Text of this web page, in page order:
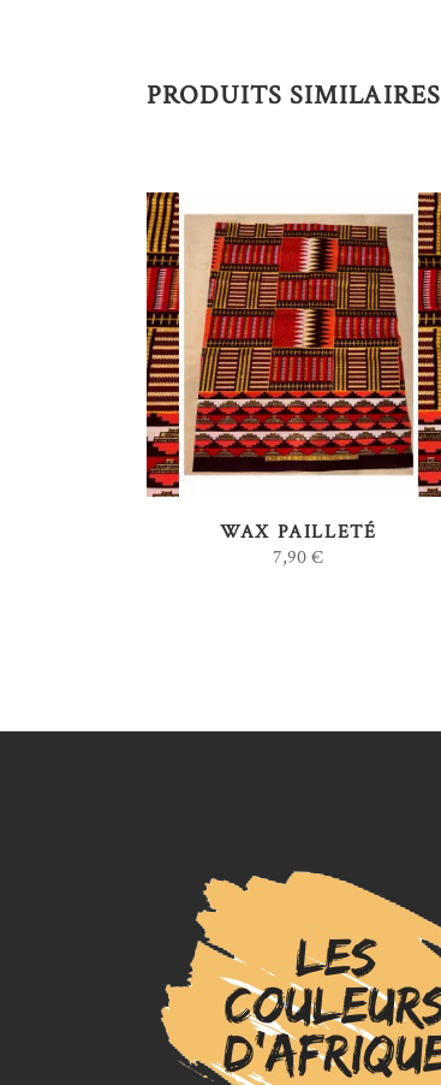
PRODUITS SIMILAIRES
AJOUTER AU PANIER
WAX PAILLETÉ
7,90€